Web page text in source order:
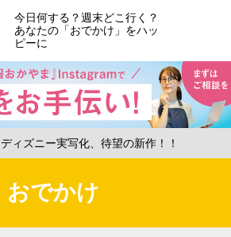
今日何する？週末どこ行く？
あなたの「おでかけ」をハッ
ピーに
ディズニー実写化、待望の新作！！
おでかけ